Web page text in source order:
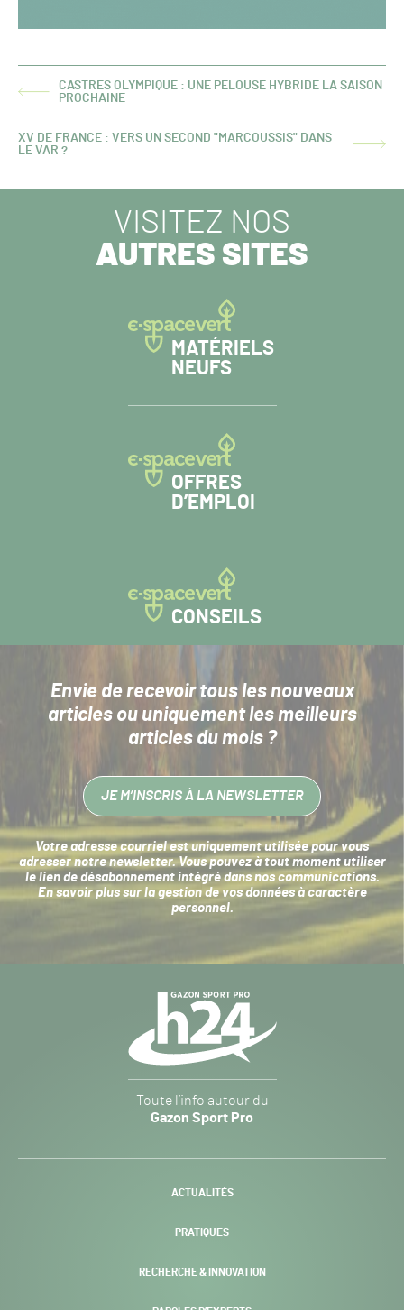
ARTICLE
CASTRES OLYMPIQUE : UNE PELOUSE HYBRIDE LA SAISON
PROCHAINE
ARTICLE
XV DE FRANCE : VERS UN SECOND "MARCOUSSIS" DANS
LE VAR ?
VISITEZ NOS
AUTRES SITES
MATÉRIELS
NEUFS
OFFRES
D’EMPLOI
CONSEILS
Envie de recevoir tous les nouveaux
articlesou uniquement les meilleurs
articles du mois ?
JE M’INSCRIS À LA NEWSLETTER
Votre adresse courriel est uniquement utilisée pour vous
adresser notre newsletter. Vous pouvez à tout moment utiliser
le lien de désabonnement intégré dans nos communications.
En savoir plus sur la gestion de vos données à caractère
personnel.
Sport
Pro
-
Toute l’info autour du
Gazon Sport Pro
ACTUALITÉS
PRATIQUES
RECHERCHE & INNOVATION